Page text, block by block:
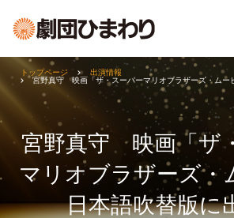
宮野真守 映画「ザ
マリオブラザーズ・
日本語吹替版に
トップページ
出演情報
宮野真守 映画「ザ・スーパーマリオブラザーズ・ムー